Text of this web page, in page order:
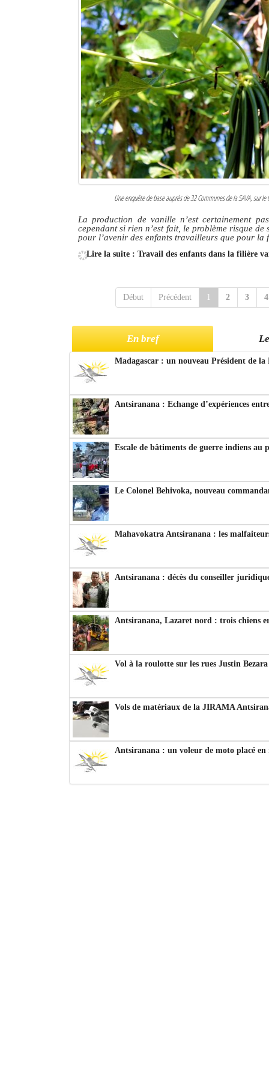
Une enquête de base auprès de 32 Communes de la SAVA, sur
La production de vanille n’est certainement
cependant si rien n’est fait, le problème risque de
pour l’avenir des enfants travailleurs que pour la
Lire la suite : Travail des enfants dans la filière
Début Précédent 1 2 3 4
En bref
Madagascar : un nouveau Président de
Antsiranana : Echange d’expériences
Escale de bâtiments de guerre indiens au
Le Colonel Behivoka, nouveau
Mahavokatra Antsiranana : les
Antsiranana : décès du conseiller
Antsiranana, Lazaret nord : trois chiens
Vol à la roulotte sur les rues Justin
Vols de matériaux de la JIRAMA
Antsiranana : un voleur de moto placé en